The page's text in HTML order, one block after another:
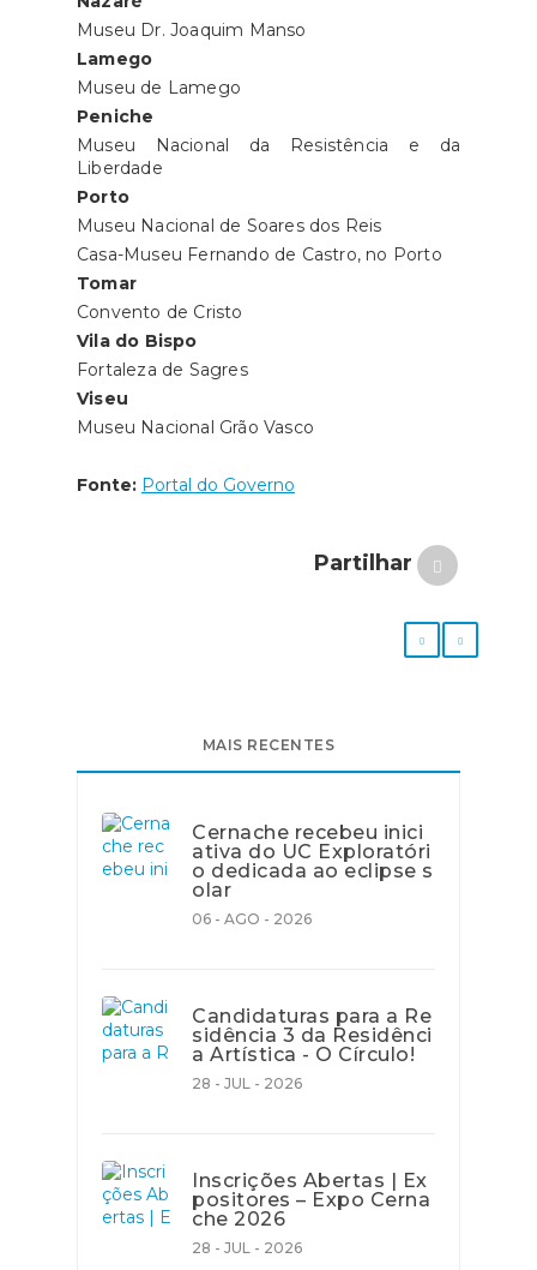
Museu Dr. Joaquim Manso
Lamego
Museu de Lamego
Peniche
Museu Nacional da Resistência e da
Liberdade
Porto
Museu Nacional de Soares dos Reis
Casa-Museu Fernando de Castro, no Porto
Tomar
Convento de Cristo
Vila do Bispo
Fortaleza de Sagres
Viseu
Museu Nacional Grão Vasco
Fonte: Portal do Governo
Partilhar
MAIS RECENTES
Cernache recebeu inici
ativa do UC Exploratóri
o dedicada ao eclipse s
olar
06 - AGO - 2026
Candidaturas para a Re
sidência 3 da Residênci
a Artística - O Círculo!
28 - JUL - 2026
Inscrições Abertas | Ex
positores – Expo Cerna
che 2026
28 - JUL - 2026